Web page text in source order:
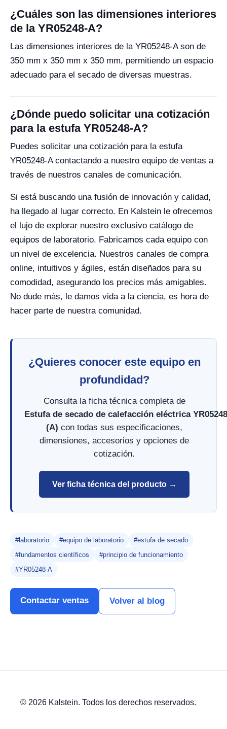
¿Cuáles son las dimensiones interiores
de la YR05248-A?
Las dimensiones interiores de la YR05248-A son de
350 mm x 350 mm x 350 mm, permitiendo un espacio
adecuado para el secado de diversas muestras.
¿Dónde puedo solicitar una cotización
para la estufa YR05248-A?
Puedes solicitar una cotización para la estufa
YR05248-A contactando a nuestro equipo de ventas a
través de nuestros canales de comunicación.
Si está buscando una fusión de innovación y calidad,
ha llegado al lugar correcto. En Kalstein le ofrecemos
el lujo de explorar nuestro exclusivo catálogo de
equipos de laboratorio. Fabricamos cada equipo con
un nivel de excelencia. Nuestros canales de compra
online, intuitivos y ágiles, están diseñados para su
comodidad, asegurando los precios más amigables.
No dude más, le damos vida a la ciencia, es hora de
hacer parte de nuestra comunidad.
¿Quieres conocer este equipo en
profundidad?
Consulta la ficha técnica completa de
Estufa de secado de calefacción eléctrica YR05248
(A) con todas sus especificaciones,
dimensiones, accesorios y opciones de
cotización.
Ver ficha técnica del producto →
#laboratorio #equipo de laboratorio
#estufa de secado
#fundamentos científicos
#principio de funcionamiento
#YR05248-A
Contactar ventas Volver al blog
© 2026 Kalstein. Todos los derechos reservados.